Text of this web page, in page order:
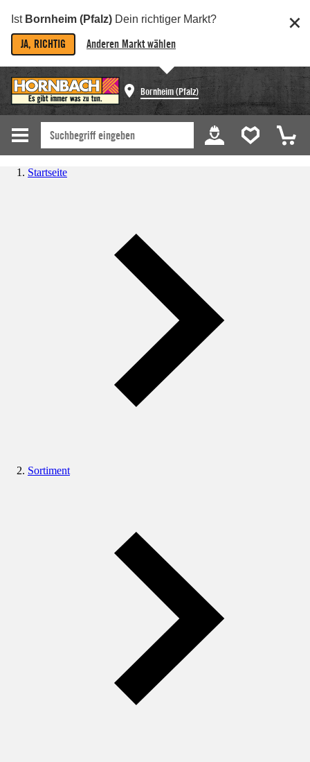
Ist Bornheim (Pfalz) Dein richtiger Markt?
JA, RICHTIG Anderen Markt wählen
Bornheim (Pfalz)
Startseite
Sortiment